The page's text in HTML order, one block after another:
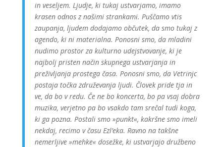
in veseljem. Ljudje, ki tukaj ustvarjamo, imamo
krasen odnos z našimi strankami. Puščamo vtis
zaupanja, ljudem dodajamo občutek, da smo tukaj z
agendo, ki ni materialna. Ponosni smo, da mladini
nudimo prostor za kulturno udejstvovanje, ki je
najbolj pristen način skupnega ustvarjanja in
preživljanja prostega časa. Ponosni smo, da Vetrinjc
postaja točka združevanja ljudi. Človek pride tja in
ve, da bo v redu. Če ne bo koncerta, bo pa vsaj dobra
muzika, verjetno pa bo vsakdo tam srečal tudi koga,
ki ga pozna. Postali smo »punkt«, kakršne smo imeli
nekdaj, recimo v času Ezl’eka. Ravno na takšne
nemerljive »mehke« dosežke, ki ustvarjajo družbeno